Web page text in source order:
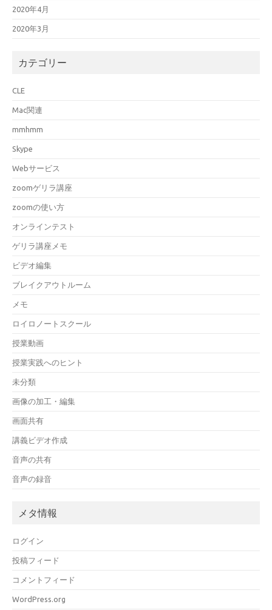
2020年4月
2020年3月
カテゴリー
CLE
Mac関連
mmhmm
Skype
Webサービス
zoomゲリラ講座
zoomの使い方
オンラインテスト
ゲリラ講座メモ
ビデオ編集
ブレイクアウトルーム
メモ
ロイロノートスクール
授業動画
授業実践へのヒント
未分類
画像の加工・編集
画面共有
講義ビデオ作成
音声の共有
音声の録音
メタ情報
ログイン
投稿フィード
コメントフィード
WordPress.org